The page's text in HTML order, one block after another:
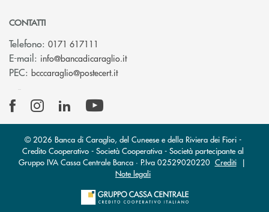
CONTATTI
Telefono: 0171 617111
E-mail: info@bancadicaraglio.it(si apre l’app di posta elettronica)
PEC: bcccaraglio@postecert.it(si apre l’app di posta elettronica)
© 2026 Banca di Caraglio, del Cuneese e della Riviera dei Fiori -
Credito Cooperativo - Società Cooperativa - Società partecipante al
Gruppo IVA Cassa Centrale Banca · P.Iva 02529020220 Crediti|
Note legali